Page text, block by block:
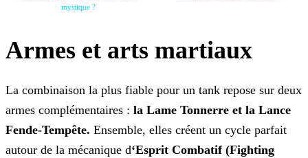
mystique ?
Armes et arts martiaux
La combinaison la plus fiable pour un tank repose sur deux
armes complémentaires : la Lame Tonnerre et la Lance
Fende-Tempête. Ensemble, elles créent un cycle parfait
autour de la mécanique d‘Esprit Combatif (Fighting